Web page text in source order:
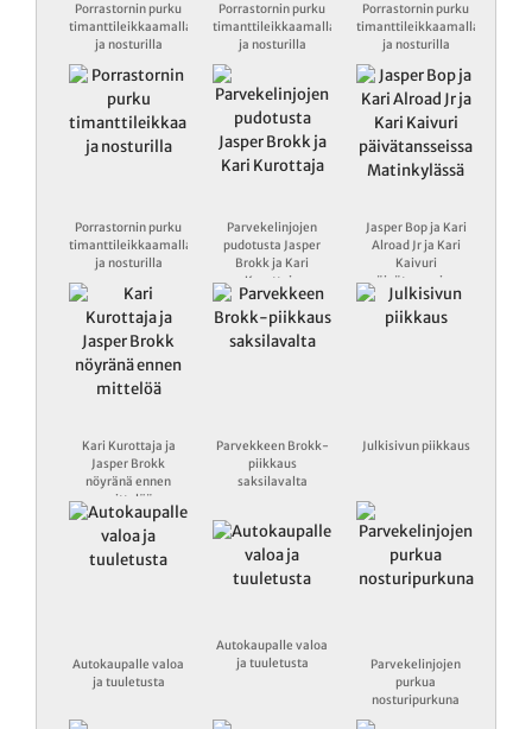
Porrastornin purku
timanttileikkaamalla
ja nosturilla
Porrastornin purku
timanttileikkaamalla
ja nosturilla
Porrastornin purku
timanttileikkaamalla
ja nosturilla
Porrastornin purku
timanttileikkaamalla
ja nosturilla
Parvekelinjojen
pudotusta Jasper
Brokk ja Kari
Kurottaja
Jasper Bop ja Kari
Alroad Jr ja Kari
Kaivuri
päivätansseissa
Matinkylässä
Kari Kurottaja ja
Jasper Brokk
nöyränä ennen
mittelöä
Parvekkeen Brokk-
piikkaus
saksilavalta
Julkisivun piikkaus
Autokaupalle valoa
ja tuuletusta
Autokaupalle valoa
ja tuuletusta
Parvekelinjojen
purkua
nosturipurkuna